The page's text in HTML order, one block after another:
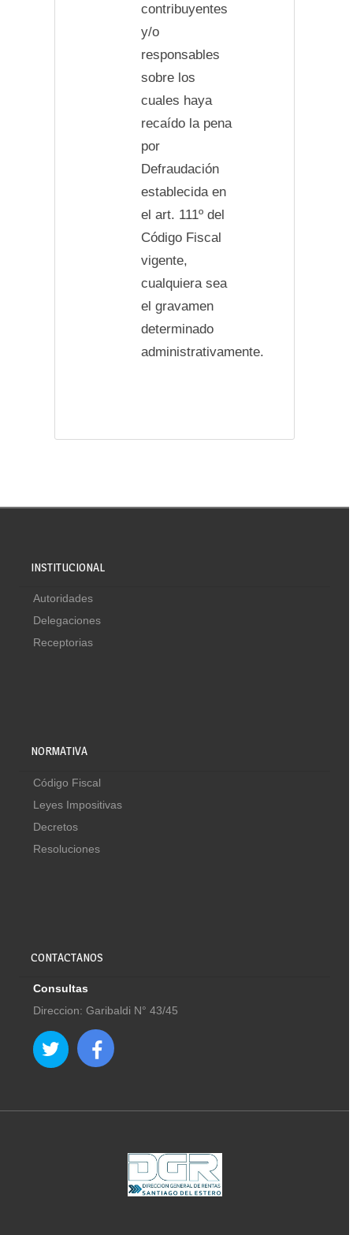
contribuyentes
y/o
responsables
sobre los
cuales haya
recaído la pena
por
Defraudación
establecida en
el art. 111º del
Código Fiscal
vigente,
cualquiera sea
el gravamen
determinado
administrativamente.
INSTITUCIONAL
Autoridades
Delegaciones
Receptorias
NORMATIVA
Código Fiscal
Leyes Impositivas
Decretos
Resoluciones
CONTACTANOS
Consultas
Direccion: Garibaldi N° 43/45